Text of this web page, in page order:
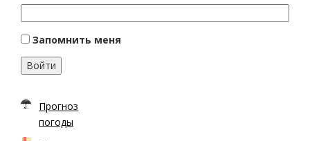
Запомнить меня
Войти
Прогноз
погоды